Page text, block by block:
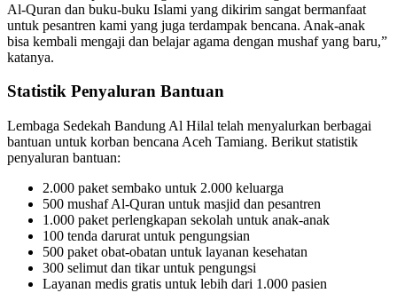
Al-Quran dan buku-buku Islami yang dikirim sangat bermanfaat
untuk pesantren kami yang juga terdampak bencana. Anak-anak
bisa kembali mengaji dan belajar agama dengan mushaf yang baru,”
katanya.
Statistik Penyaluran Bantuan
Lembaga Sedekah Bandung Al Hilal telah menyalurkan berbagai
bantuan untuk korban bencana Aceh Tamiang. Berikut statistik
penyaluran bantuan:
2.000 paket sembako untuk 2.000 keluarga
500 mushaf Al-Quran untuk masjid dan pesantren
1.000 paket perlengkapan sekolah untuk anak-anak
100 tenda darurat untuk pengungsian
500 paket obat-obatan untuk layanan kesehatan
300 selimut dan tikar untuk pengungsi
Layanan medis gratis untuk lebih dari 1.000 pasien